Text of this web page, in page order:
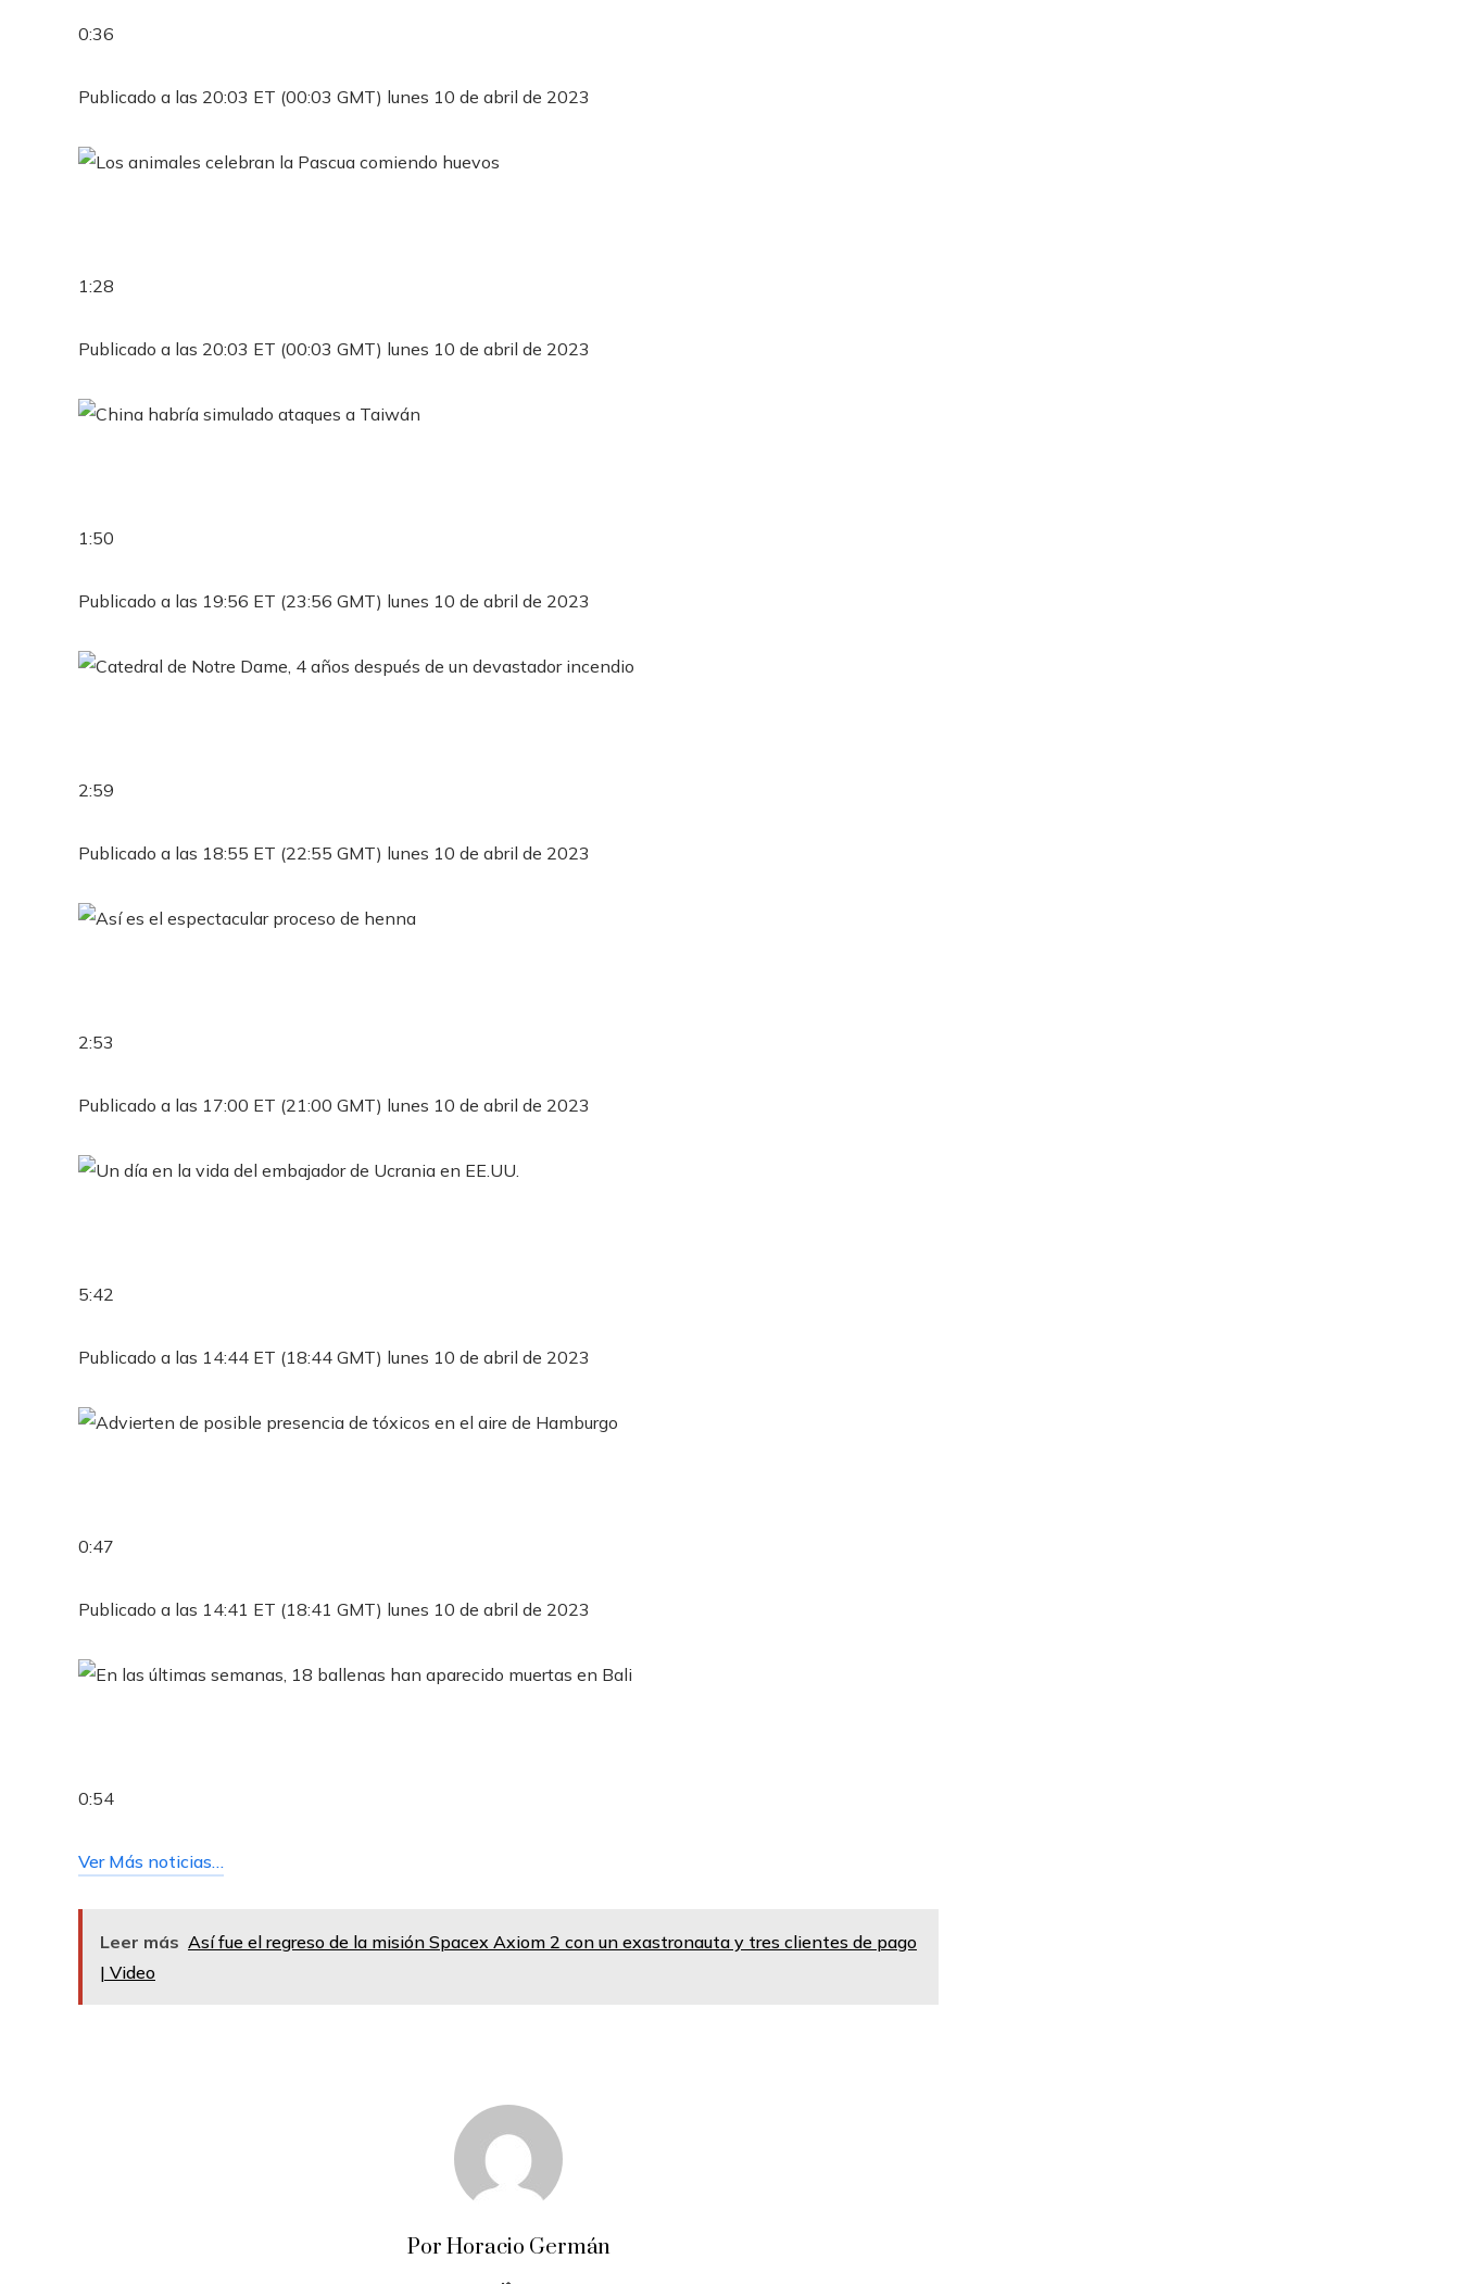
0:36
Publicado a las 20:03 ET (00:03 GMT) lunes 10 de abril de 2023
1:28
Publicado a las 20:03 ET (00:03 GMT) lunes 10 de abril de 2023
1:50
Publicado a las 19:56 ET (23:56 GMT) lunes 10 de abril de 2023
2:59
Publicado a las 18:55 ET (22:55 GMT) lunes 10 de abril de 2023
2:53
Publicado a las 17:00 ET (21:00 GMT) lunes 10 de abril de 2023
5:42
Publicado a las 14:44 ET (18:44 GMT) lunes 10 de abril de 2023
0:47
Publicado a las 14:41 ET (18:41 GMT) lunes 10 de abril de 2023
0:54
Ver Más noticias…
Leer más Así fue el regreso de la misión Spacex Axiom 2 con un exastronauta y tres clientes de pago
| Video
Por Horacio Germán